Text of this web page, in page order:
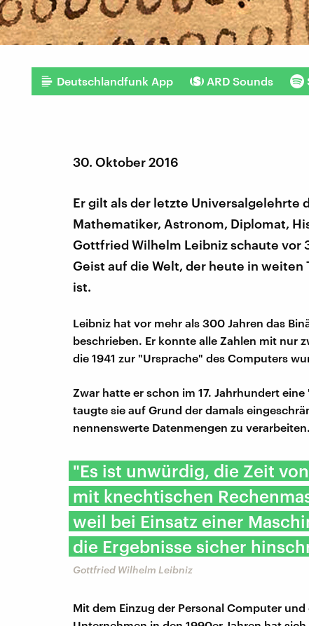
Deutschlandfunk App ARD Sounds
30. Oktober 2016
Er gilt als der letzte Universalgelehrte
Mathematiker, Astronom, Diplomat,
Gottfried Wilhelm Leibniz schaute vor
Geist auf die Welt, der heute in
ist.
Leibniz hat vor mehr als 300 Jahren das
beschrieben. Er konnte alle Zahlen mit nur
die 1941 zur "Ursprache" des Computers
Zwar hatte er schon im 17. Jahrhundert
taugte sie auf Grund der damals
nennenswerte Datenmengen zu verarbeiten.
"Es ist unwürdig, die Zeit
mit knechtischen
weil bei Einsatz einer
die Ergebnisse sicher
Gottfried Wilhelm Leibniz
Mit dem Einzug der Personal Computer